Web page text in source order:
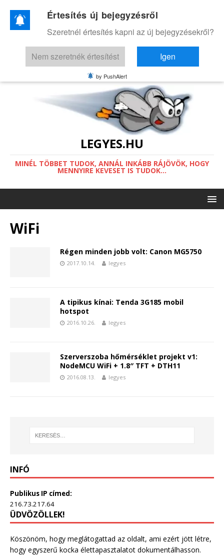
Ez a weboldal a működéséhez sütiket
használ.Információ a sütikről.
Értettem
LEGYES.HU
MINÉL TÖBBET TUDOK, ANNÁL INKÁBB RÁJÖVÖK, HOGY
MENNYIRE KEVESET IS TUDOK...
WiFi
Régen minden jobb volt: Canon MG5750
2017.10.14. legyes
A tipikus kínai: Tenda 3G185 mobil
hotspot
2016.10.26. legyes
Szerverszoba hőmérséklet projekt v1:
NodeMCU WiFi + 1.8″ TFT + DTH11
2016.08.13. legyes
INFÓ
Publikus IP címed:
216.73.217.64
ÜDVÖZÖLLEK!
Köszönöm, hogy meglátogattad az oldalt, ami ezért jött létre,
hogy egyszerű kocka élettapasztalatot dokumentálhasson.
Értesítés új bejegyzésről
Szeretnél értesítés kapni az új bejegyzésekről?
Nem szeretnék értesítést Igen
by PushAlert